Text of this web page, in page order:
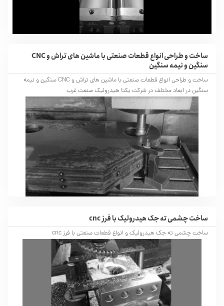
ساخت و طراحی انواع قطعات صنعتی با ماشین های تراش و CNC
سنگین و نیمه سنگین
ساخت و طراحی انواع قطعات صنعتی با ماشین های تراش و CNC سنگین و نیمه
سنگین در ابعاد مختلف در شرکت یکتا هیدرولیک صنعت غرب
ساخت چشمی ته جک هیدرولیک با فرز cnc
ساخت چشمی ته جک هیدرولیک و انواع قطعات صنعتی با فرز cnc